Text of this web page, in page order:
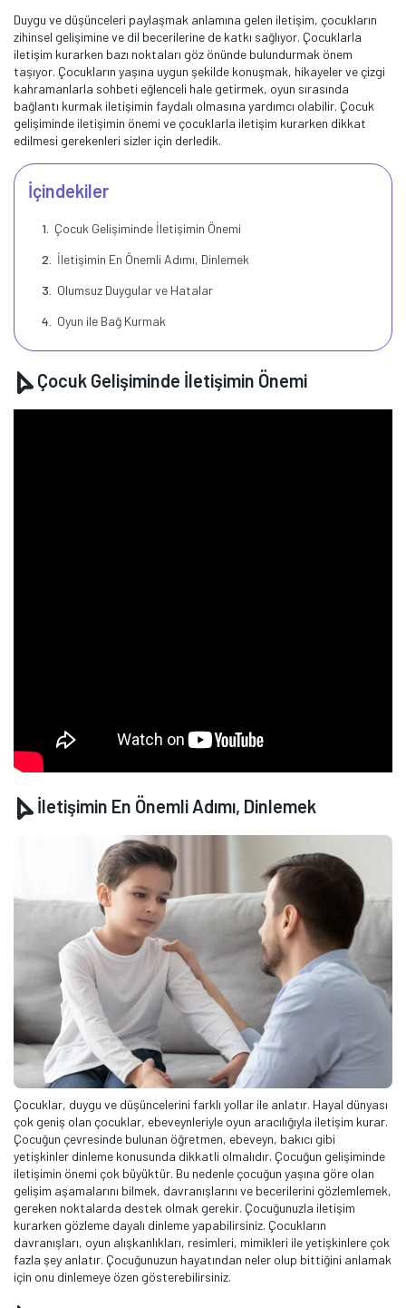
Duygu ve düşünceleri paylaşmak anlamına gelen iletişim, çocukların
zihinsel gelişimine ve dil becerilerine de katkı sağlıyor. Çocuklarla
iletişim kurarken bazı noktaları göz önünde bulundurmak önem
taşıyor. Çocukların yaşına uygun şekilde konuşmak, hikayeler ve çizgi
kahramanlarla sohbeti eğlenceli hale getirmek, oyun sırasında
bağlantı kurmak iletişimin faydalı olmasına yardımcı olabilir. Çocuk
gelişiminde iletişimin önemi ve çocuklarla iletişim kurarken dikkat
edilmesi gerekenleri sizler için derledik.
İçindekiler
Çocuk Gelişiminde İletişimin Önemi
İletişimin En Önemli Adımı, Dinlemek
Olumsuz Duygular ve Hatalar
Oyun ile Bağ Kurmak
Çocuk Gelişiminde İletişimin Önemi
İletişimin En Önemli Adımı, Dinlemek
Çocuklar, duygu ve düşüncelerini farklı yollar ile anlatır. Hayal dünyası
çok geniş olan çocuklar, ebeveynleriyle oyun aracılığıyla iletişim kurar.
Çocuğun çevresinde bulunan öğretmen, ebeveyn, bakıcı gibi
yetişkinler dinleme konusunda dikkatli olmalıdır. Çocuğun gelişiminde
iletişimin önemi çok büyüktür. Bu nedenle çocuğun yaşına göre olan
gelişim aşamalarını bilmek, davranışlarını ve becerilerini gözlemlemek,
gereken noktalarda destek olmak gerekir. Çocuğunuzla iletişim
kurarken gözleme dayalı dinleme yapabilirsiniz. Çocukların
davranışları, oyun alışkanlıkları, resimleri, mimikleri ile yetişkinlere çok
fazla şey anlatır. Çocuğunuzun hayatından neler olup bittiğini anlamak
için onu dinlemeye özen gösterebilirsiniz.